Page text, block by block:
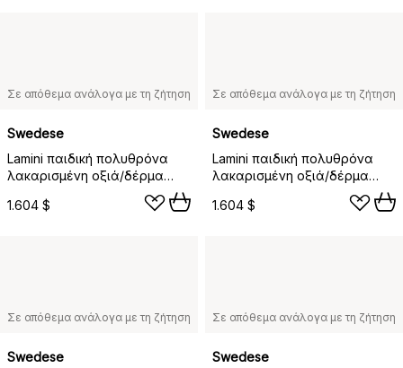
Σε απόθεμα ανάλογα με τη ζήτηση
Swedese
Lamini παιδική πολυθρόνα
λακαρισμένη οξιά/δέρμα
προβάτου, Εσπρέσσο (καφέ)
1.604 $
Σε απόθεμα ανάλογα με τη ζήτηση
Swedese
Lamini παιδική πολυθρόνα
λακαρισμένη οξιά/δέρμα
Σκανδιναβίας (γκρι)
1.604 $
Σε απόθεμα ανάλογα με τη ζήτηση
Swedese
Σε απόθεμα ανάλογα με τη ζήτηση
Swedese